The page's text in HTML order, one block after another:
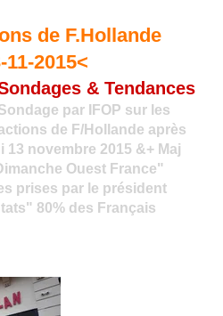
de F.Hollande
2015<
& Tendances
par IFOP sur les
de F/Hollande après
13 novembre 2015 &+ Maj
Ouest France"
prises par le président
80% des Français